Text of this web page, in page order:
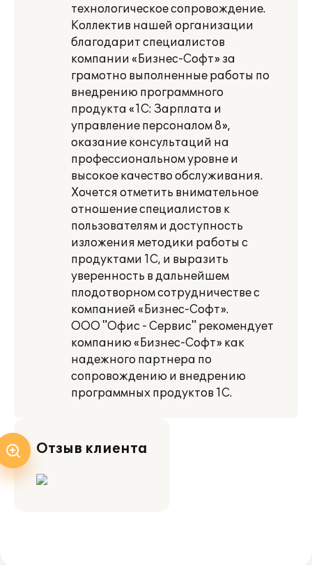
технологическое сопровождение.
Коллектив нашей организации
благодарит специалистов
компании «Бизнес-Софт» за
грамотно выполненные работы по
внедрению программного
продукта «1С: Зарплата и
управление персоналом 8»,
оказание консультаций на
профессиональном уровне и
высокое качество обслуживания.
Хочется отметить внимательное
отношение специалистов к
пользователям и доступность
изложения методики работы с
продуктами 1С, и выразить
уверенность в дальнейшем
плодотворном сотрудничестве с
компанией «Бизнес-Софт».
ООО "Офис - Сервис" рекомендует
компанию «Бизнес-Софт» как
надежного партнера по
сопровождению и внедрению
программных продуктов 1С.
Отзыв клиента